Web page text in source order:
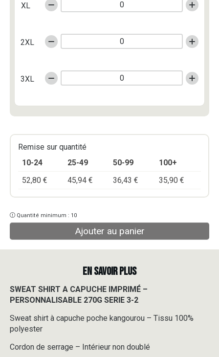
XL
2XL
3XL
Remise sur quantité
10-24
25-49 50-99
100+
52,80 € 45,94 € 36,43 € 35,90 €
Quantité minimum : 10
Ajouter au panier
EN SAVOIR PLUS
SWEAT SHIRT A CAPUCHE IMPRIMÉ –
PERSONNALISABLE 270G SERIE 3-2
Sweat shirt à capuche poche kangourou – Tissu 100%
polyester
Cordon de serrage – Intérieur non doublé